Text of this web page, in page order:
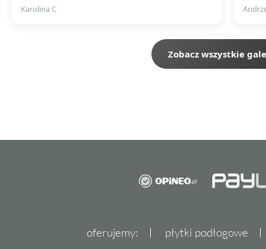
Karolina C
Zobacz wszystkie
oferujemy: płytki podłogowe